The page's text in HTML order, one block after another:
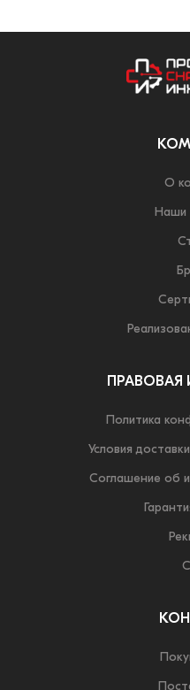
О
Наши
Политика
Условия
Соглашение об